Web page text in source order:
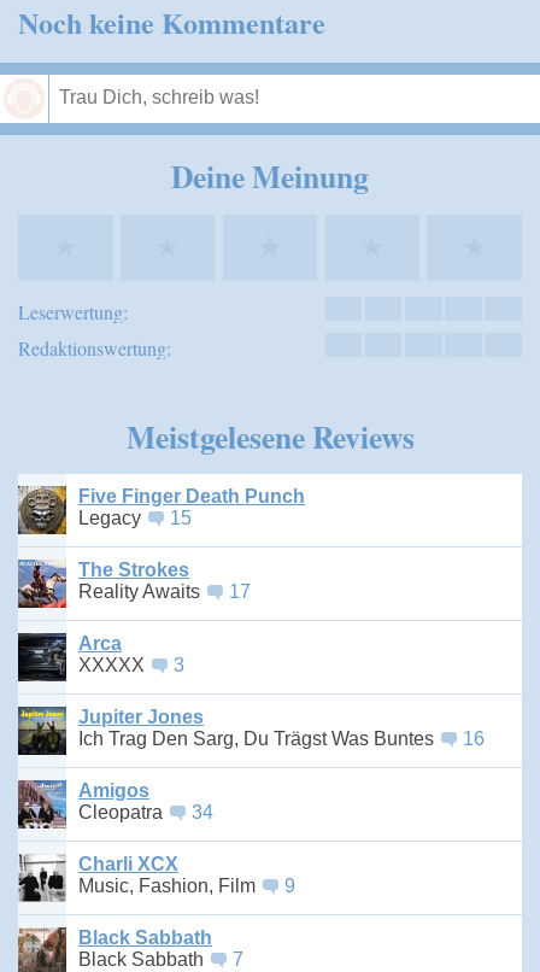
Noch keine Kommentare
Deine Meinung
Leserwertung:
Redaktionswertung:
Meistgelesene Reviews
Five Finger Death Punch
Legacy
15
The Strokes
Reality Awaits
17
Arca
XXXXX
3
Jupiter Jones
Ich Trag Den Sarg, Du Trägst Was Buntes
16
Amigos
Cleopatra
34
Charli XCX
Music, Fashion, Film
9
Black Sabbath
Black Sabbath
7